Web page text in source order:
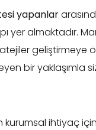
yapanlar
yer almaktadır.
geliştirmeye
bir yaklaşımla
ihtiyaç